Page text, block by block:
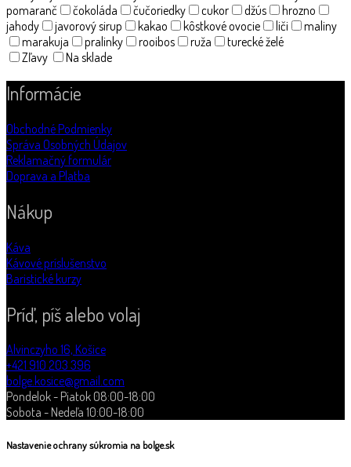
pomaranč
čokoláda čučoriedky cukor džús
hrozno
jahody
javorový sirup kakao kôstkové ovocie liči
maliny
marakuja
pralinky rooibos ruža
turecké želé
Zľavy
Na sklade
Informácie
Obchodné Podmienky
Správa Osobných Údajov
Reklamačný formulár
Doprava a Platba
Nákup
Káva
Kávové príslušenstvo
Baristické kurzy
Príď, píš alebo volaj
Alvinczyho 16, Košice
+421 910 203 396
bolge.kosice@gmail.com
Pondelok - Piatok 08:00-18:00
Sobota - Nedeľa 10:00-18:00
Nastavenie ochrany súkromia na bolge.sk